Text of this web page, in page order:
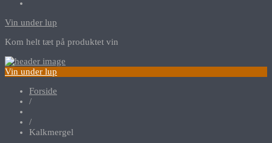
Vin under lup
Kom helt tæt på produktet vin
Vin under lup
Forside
/
/
Kalkmergel